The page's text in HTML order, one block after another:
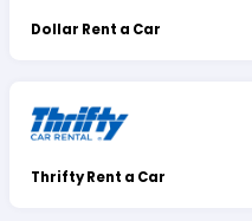
Dollar Rent a Car
Thrifty Rent a Car